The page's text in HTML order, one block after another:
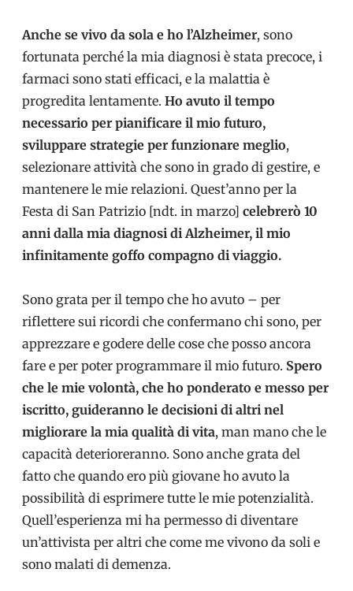
Anche se vivo da sola e ho l’Alzheimer, sono
fortunata perché la mia diagnosi è stata precoce, i
farmaci sono stati efficaci, e la malattia è
progredita lentamente. Ho avuto il tempo
necessario per pianificare il mio futuro,
sviluppare strategie per funzionare meglio,
selezionare attività che sono in grado di gestire, e
mantenere le mie relazioni. Quest’anno per la
Festa di San Patrizio [ndt. in marzo] celebrerò 10
anni dalla mia diagnosi di Alzheimer, il mio
infinitamente goffo compagno di viaggio.
Sono grata per il tempo che ho avuto – per
riflettere sui ricordi che confermano chi sono, per
apprezzare e godere delle cose che posso ancora
fare e per poter programmare il mio futuro. Spero
che le mie volontà, che ho ponderato e messo per
iscritto, guideranno le decisioni di altri nel
migliorare la mia qualità di vita, man mano che le
capacità deterioreranno. Sono anche grata del
fatto che quando ero più giovane ho avuto la
possibilità di esprimere tutte le mie potenzialità.
Quell’esperienza mi ha permesso di diventare
un’attivista per altri che come me vivono da soli e
sono malati di demenza.